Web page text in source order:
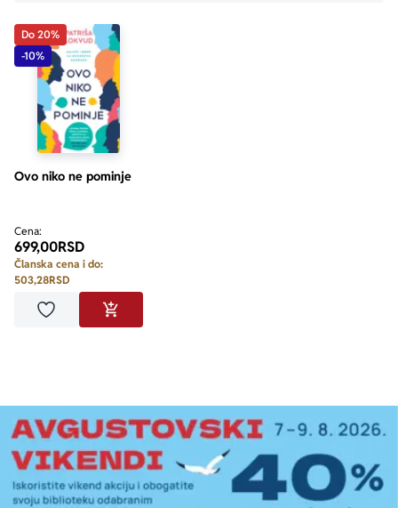
Do 20%
-10%
Ovo niko ne pominje
Cena:
699,00RSD
Članska cena i do:
503,28RSD
Dodaj u omiljeneDODAJ U KORPU